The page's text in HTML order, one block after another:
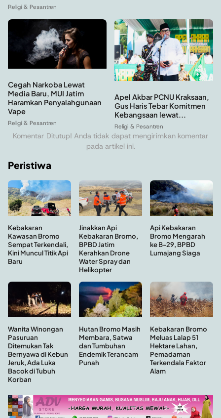
Religi & Pesantren
Cegah Narkoba Lewat
Media Baru, MUI Jatim
Haramkan Penyalahgunaan
Vape
Religi & Pesantren
Apel Akbar PCNU Kraksaan,
Gus Haris Tebar Komitmen
Kebangsaan lewat...
Religi & Pesantren
Komentar Ditutup! Anda tidak dapat mengirimkan komentar
pada artikel ini.
Peristiwa
Kebakaran
Kawasan Bromo
Sempat Terkendali,
Kini Muncul Titik Api
Baru
Jinakkan Api
Kebakaran Bromo,
BPBD Jatim
Kerahkan Drone
Water Spray dan
Helikopter
Api Kebakaran
Bromo Mengarah
ke B-29, BPBD
Lumajang Siaga
Wanita Winongan
Pasuruan
Ditemukan Tak
Bernyawa di Kebun
Jeruk, Ada Luka
Bacok di Tubuh
Korban
Hutan Bromo Masih
Membara, Satwa
dan Tumbuhan
Endemik Terancam
Punah
Kebakaran Bromo
Meluas Lalap 51
Hektare Lahan,
Pemadaman
Terkendala Faktor
Alam